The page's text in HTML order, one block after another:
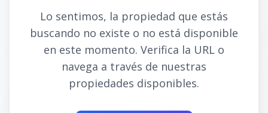
Lo sentimos, la propiedad que estás
buscando no existe o no está disponible
en este momento. Verifica la URL o
navega a través de nuestras
propiedades disponibles.